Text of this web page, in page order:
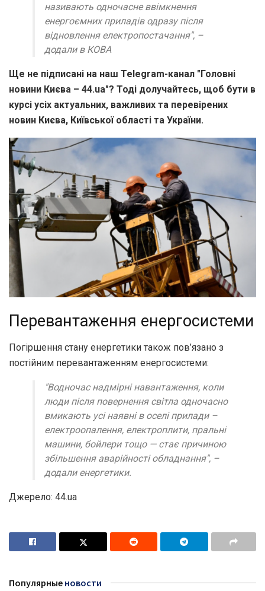
називають одночасне ввімкнення
енергоємних приладів одразу після
відновлення електропостачання", –
додали в КОВА
Ще не підписані на наш Telegram-канал "Головні
новини Києва – 44.ua"? Тоді долучайтесь, щоб бути в
курсі усіх актуальних, важливих та перевірених
новин Києва, Київської області та України.
Перевантаження енергосистеми
Погіршення стану енергетики також пов’язано з
постійним перевантаженням енергосистеми:
"Водночас надмірні навантаження, коли
люди після повернення світла одночасно
вмикають усі наявні в оселі прилади –
електроопалення, електроплити, пральні
машини, бойлери тощо — стає причиною
збільшення аварійності обладнання", –
додали енергетики.
Джерело: 44.ua
Популярные новости